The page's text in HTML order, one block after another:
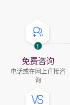
1
免费咨询
电话或在网上直接咨
询